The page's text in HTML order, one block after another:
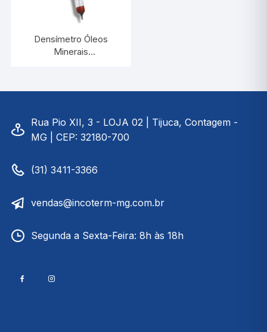
Densímetro Óleos
Minerais
INCOTERM 5566
Rua Pio XII, 3 - LOJA 02 | Tijuca, Contagem -
MG | CEP: 32180-700
(31) 3411-3366
vendas@incoterm-mg.com.br
Segunda a Sexta-Feira: 8h às 18h